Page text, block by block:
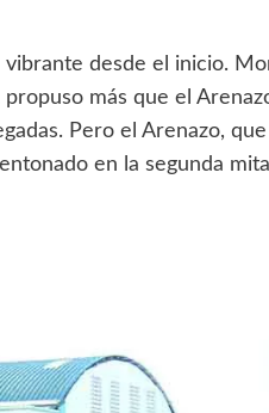
desde el inicio.
más que el
Pero el Arenazo,
en la segunda